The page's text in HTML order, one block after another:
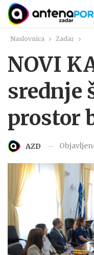
Naslovnica Zadar
NOVI
srednje
prostor
AZD